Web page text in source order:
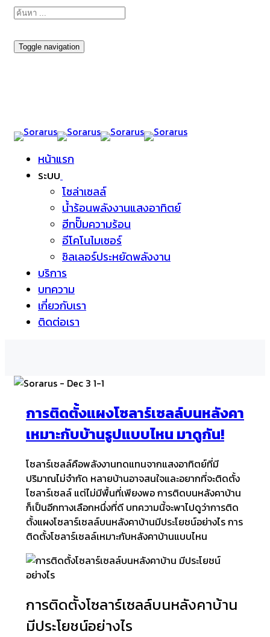
Toggle navigation
หน้าแรก
ระบบ
โซล่าเซลล์
น้ำร้อนพลังงานแสงอาทิตย์
ฮีทปั๊มความร้อน
อีโคโนไมเซอร์
ชิลเลอร์ประหยัดพลังงาน
บริการ
บทความ
เกี่ยวกับเรา
ติดต่อเรา
การติดตั้งแผงโซลาร์เซลล์บนหลังคา
เหมาะกับบ้านรูปแบบไหน มาดูกัน!
โซลาร์เซลล์คือพลังงานทดแทนจากแสงอาทิตย์ที่มี
ปริมาณไม่จำกัด หลายบ้านอาจสนใจและอยากที่จะติดตั้ง
โซลาร์เซลล์ แต่ไม่มีพื้นที่เพียงพอ การติดบนหลังคาบ้าน
ก็เป็นอีกทางเลือกหนึ่งที่ดี บทความนี้จะพาไปดูว่าการติด
ตั้งแผงโซลาร์เซลล์บนหลังคาบ้านมีประโยชน์อย่างไร การ
ติดตั้งโซลาร์เซลล์เหมาะกับหลังคาบ้านแบบไหน
การติดตั้งโซลาร์เซลล์บนหลังคาบ้าน
มีประโยชน์อย่างไร